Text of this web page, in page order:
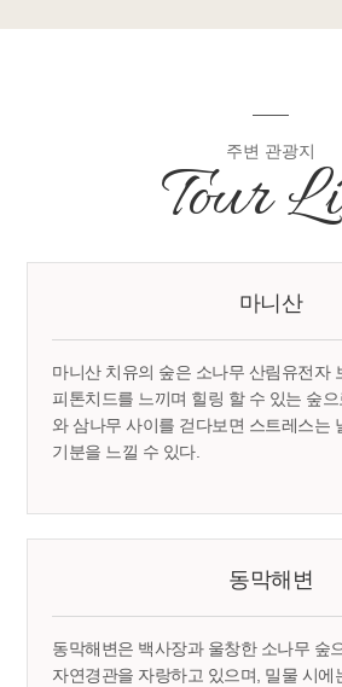
주변 관광지
Tour
마니산
마니산 치유의 숲은 소나무 산림유전자
피톤치드를 느끼며 힐링 할 수 있는 숲
와 삼나무 사이를 걷다보면 스트레스는
기분을 느낄 수 있다.
동막해변
동막해변은 백사장과 울창한 소나무 숲
자연경관을 자랑하고 있으며, 밀물 시에